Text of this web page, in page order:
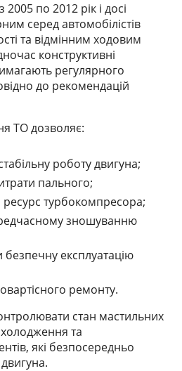
по 2012 рік і досі
серед автомобілістів
та відмінним ходовим
конструктивні
регулярного
до рекомендацій
ТО дозволяє:
роботу двигуна;
пального;
турбокомпресора;
зношуванню
безпечну експлуатацію
ремонту.
стан мастильних
та
які безпосередньо